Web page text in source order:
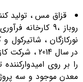
روباز ،9
نورکازگان ،
در سال 2014
را بر روی